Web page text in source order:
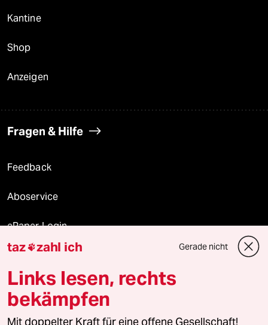
Kantine
Shop
Anzeigen
Fragen & Hilfe
Feedback
Aboservice
ePaper Login
Downloads für Abonnierende
© 2026 taz Verlags und Vertriebs GmbH
Alle Rechte vorbehalten. Bei rechtlichen Fragen oder für Genehmigungen
taz zahl ich Gerade nicht
Links lesen, rechts
bekämpfen
Mit doppelter Kraft für eine offene Gesellschaft!